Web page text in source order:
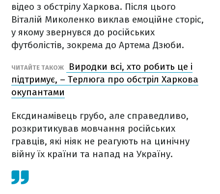
відео з обстрілу Харкова. Після цього
Віталій Миколенко виклав емоційне сторіс,
у якому звернувся до російських
футболістів, зокрема до Артема Дзюби.
ЧИТАЙТЕ ТАКОЖ
Виродки всі, хто робить це і
підтримує, – Терлюга про обстріл Харкова
окупантами
Ексдинамівець грубо, але справедливо,
розкритикував мовчання російських
гравців, які ніяк не реагують на цинічну
війну їх країни та напад на Україну.